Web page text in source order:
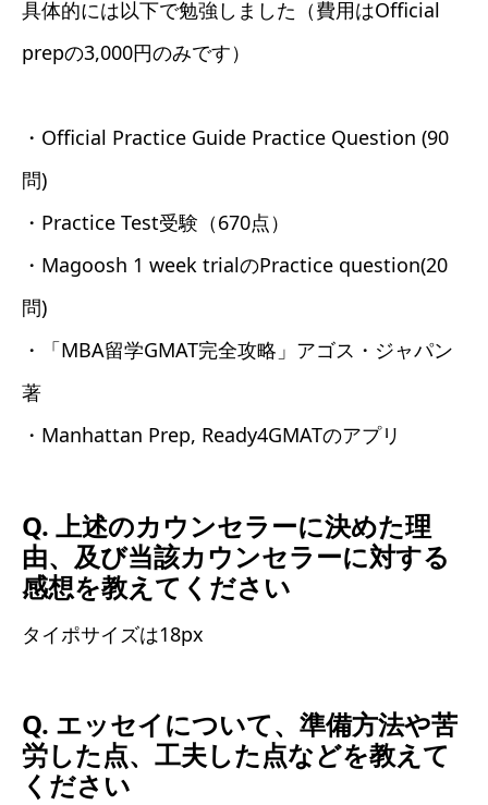
具体的には以下で勉強しました（費用はOfficial
prepの3,000円のみです）
・Official Practice Guide Practice Question (90
問)
・Practice Test受験（670点）
・Magoosh 1 week trialのPractice question(20
問)
・「MBA留学GMAT完全攻略」アゴス・ジャパン
著
・Manhattan Prep, Ready4GMATのアプリ
Q. 上述のカウンセラーに決めた理
由、及び当該カウンセラーに対する
感想を教えてください
タイポサイズは18px
Q. エッセイについて、準備方法や苦
労した点、工夫した点などを教えて
ください